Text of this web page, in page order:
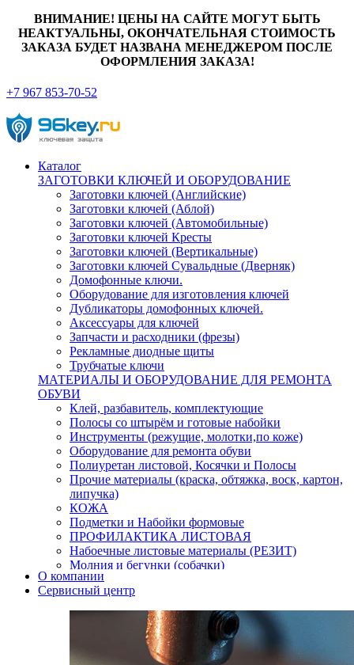
ВНИМАНИЕ! ЦЕНЫ НА САЙТЕ МОГУТ БЫТЬ
НЕАКТУАЛЬНЫ, ОКОНЧАТЕЛЬНАЯ СТОИМОСТЬ
ЗАКАЗА БУДЕТ НАЗВАНА МЕНЕДЖЕРОМ ПОСЛЕ
ОФОРМЛЕНИЯ ЗАКАЗА!
+7 967 853-70-52
Каталог
ЗАГОТОВКИ КЛЮЧЕЙ И ОБОРУДОВАНИЕ
Заготовки ключей (Английские)
Заготовки ключей (Аблой)
Заготовки ключей (Автомобильные)
Заготовки ключей Кресты
Заготовки ключей (Вертикальные)
Заготовки ключей Сувальдные (Дверняк)
Домофонные ключи.
Оборудование для изготовления ключей
Дубликаторы домофонных ключей.
Аксессуары для ключей
Запчасти и расходники (фрезы)
Рекламные диодные щиты
Трубчатые ключи
МАТЕРИАЛЫ И ОБОРУДОВАНИЕ ДЛЯ РЕМОНТА
ОБУВИ
Клей, разбавитель, комплектующие
Полосы со штырём и готовые набойки
Инструменты (режущие, молотки,по коже)
Оборудование для ремонта обуви
Полиуретан листовой, Косячки и Полосы
Прочие материалы (краска, обтяжка, воск, картон,
липучка)
КОЖА
Подметки и Набойки формовые
ПРОФИЛАКТИКА ЛИСТОВАЯ
Набоечные листовые материалы (РЕЗИТ)
Молния и бегунки (собачки)
Нитки,иглы-шило,крючки.
Уход и косметика для обуви
Кнопки (магнитые,кобурные)
Пряжки для ремня
О компании
Сервисный центр